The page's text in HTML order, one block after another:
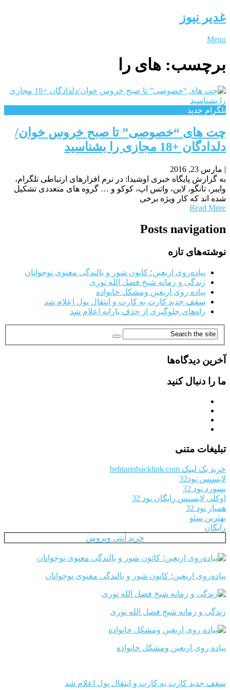
غدیر نیوز
Menu
برچسب: های را
تلگرام جدید
چت های “خصوصی” تا صبح خروس خوان/
دلدادگان +18 مجازی را بشناسید
| مارس 23, 2016
به گزارش پایگاه خبری اوشیدا: در نرم افزارهای ارتباطی تلگرام،
وایبر، تانگو، لاین، واتس اپ، کوکو و … گروه های متعددی تشکیل
شده اند که کار ویژه برخی
Read More
Posts navigation
نوشته‌های تازه
پیاده‌روی اربعین؛ کانون شور و بالندگی معنوی نوجوانان
زندگی و زمانه شیخ فضل الله نوری
پیاده روی اربعین ومشکل خانواده
سقف جدید کارت به کارت و انتقال پول اعلام شد
راه‌های جلوگیری از حذف یارانه اعلام شد
آخرین دیدگاه‌ها
ما را دنبال کنید
تبلیغات متنی
خرید بک لینک behtarinbacklink.com
لایسنس نود32
پسورد نود 32
اوکلی لایسنس رایگان نود 32
همیار نود 32
بهترین سئو
رایگان
خرید آنتی ویروس
پیاده‌روی اربعین؛ کانون شور و بالندگی معنوی نوجوانان
زندگی و زمانه شیخ فضل الله نوری
پیاده روی اربعین ومشکل خانواده
سقف جدید کارت به کارت و انتقال پول اعلام شد